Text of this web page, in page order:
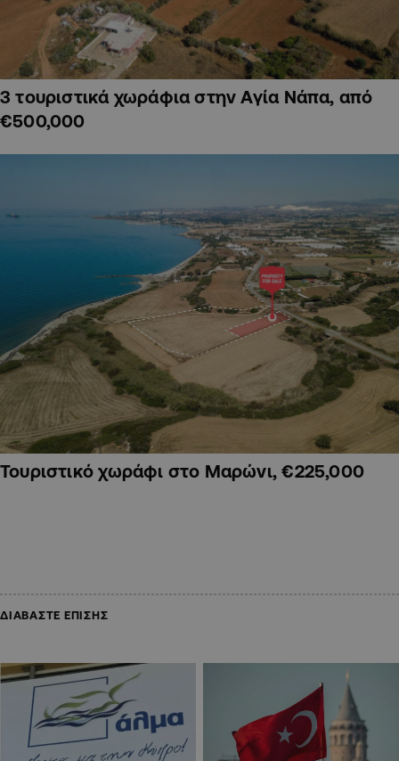
3 τουριστικά χωράφια στην Αγία Νάπα, από
€500,000
Τουριστικό χωράφι στο Μαρώνι, €225,000
ΔΙΑΒΑΣΤΕ ΕΠΙΣΗΣ